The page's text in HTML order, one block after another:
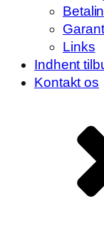
Links
Indhent
Kontakt os